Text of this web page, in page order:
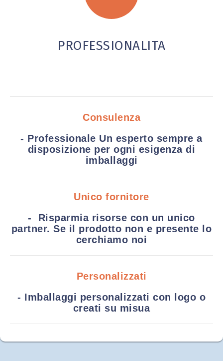
PROFESSIONALITA
Consulenza
- Professionale Un esperto sempre a
disposizione per ogni esigenza di
imballaggi
Unico fornitore
- Risparmia risorse con un unico
partner. Se il prodotto non e presente lo
cerchiamo noi
Personalizzati
- Imballaggi personalizzati con logo o
creati su misua